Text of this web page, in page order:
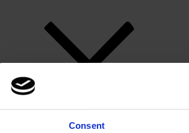
Consent